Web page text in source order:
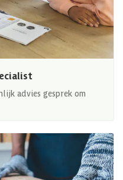
advies gesprek om